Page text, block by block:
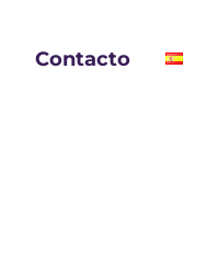
Contacto